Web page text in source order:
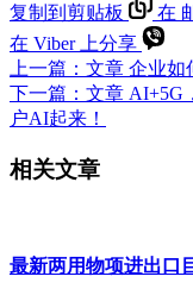
复制到剪贴板 在
在 Viber 上分享
上一篇： 文章 企业如
下一篇： 文章 AI+5G
户AI起来！
相关文章
最新两用物项进出口